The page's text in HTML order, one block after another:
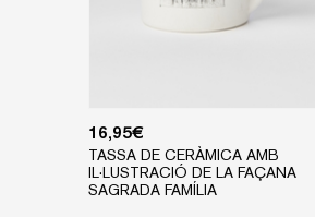
16,95€
TASSA DE CERÀMICA AMB
IL·LUSTRACIÓ DE LA FAÇANA
SAGRADA FAMÍLIA